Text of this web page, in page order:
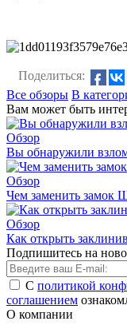
Поделиться:
Все обзоры В
Вам может быть
Обзор
Вы обнаружили
Обзор
Чем заменить замок
Обзор
Как открыть
Подпишитесь на
С политикой
соглашением
О компании